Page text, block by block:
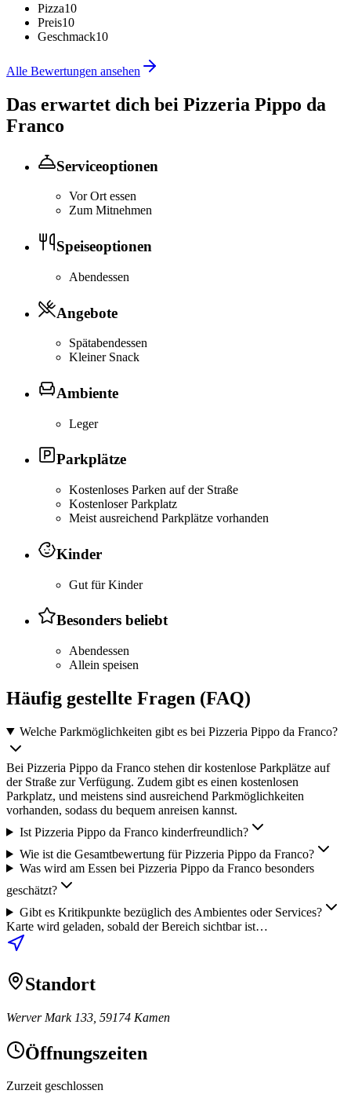
Pizza10
Preis10
Geschmack10
Alle Bewertungen ansehen
Das erwartet dich bei Pizzeria Pippo da
Franco
Serviceoptionen
Vor Ort essen
Zum Mitnehmen
Speiseoptionen
Abendessen
Angebote
Spätabendessen
Kleiner Snack
Ambiente
Leger
Parkplätze
Kostenloses Parken auf der Straße
Kostenloser Parkplatz
Meist ausreichend Parkplätze vorhanden
Kinder
Gut für Kinder
Besonders beliebt
Abendessen
Allein speisen
Häufig gestellte Fragen (FAQ)
Welche Parkmöglichkeiten gibt es bei Pizzeria Pippo da Franco?
Bei Pizzeria Pippo da Franco stehen dir kostenlose Parkplätze auf
der Straße zur Verfügung. Zudem gibt es einen kostenlosen
Parkplatz, und meistens sind ausreichend Parkmöglichkeiten
vorhanden, sodass du bequem anreisen kannst.
Ist Pizzeria Pippo da Franco kinderfreundlich?
Wie ist die Gesamtbewertung für Pizzeria Pippo da Franco?
Was wird am Essen bei Pizzeria Pippo da Franco besonders
geschätzt?
Gibt es Kritikpunkte bezüglich des Ambientes oder Services?
Karte wird geladen, sobald der Bereich sichtbar ist…
Standort
Werver Mark 133, 59174 Kamen
Öffnungszeiten
Zurzeit geschlossen